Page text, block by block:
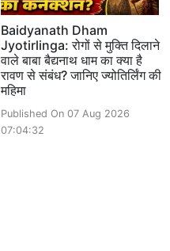
Baidyanath Dham
Jyotirlinga: रोगों से मुक्ति दिलाने
वाले बाबा बैद्यनाथ धाम का क्या है
रावण से संबंध? जानिए ज्योतिर्लिंग की
महिमा
Published On 07 Aug 2026
07:04:32